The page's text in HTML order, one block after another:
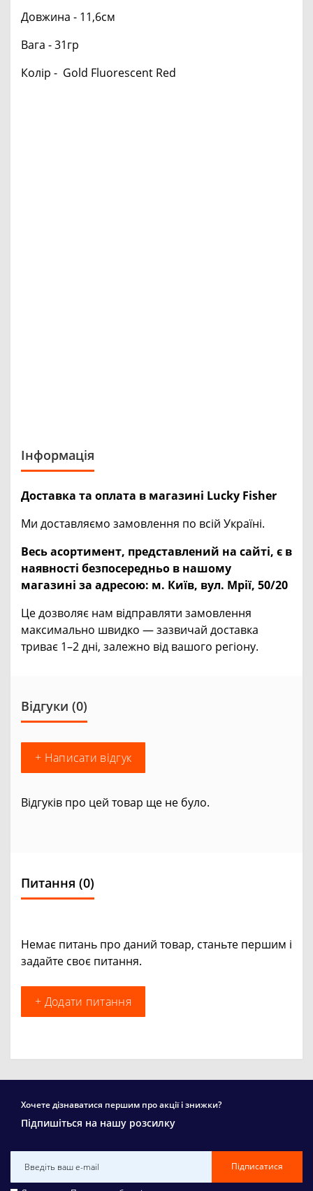
Довжина - 11,6см
Вага - 31гр
Колір - Gold Fluorescent Red
Інформація
Доставка та оплата в магазині Lucky Fisher
Ми доставляємо замовлення по всій Україні.
Весь асортимент, представлений на сайті, є в
наявності безпосередньо в нашому
магазині за адресою: м. Київ, вул. Мрії, 50/20
Це дозволяє нам відправляти замовлення
максимально швидко — зазвичай доставка
триває 1–2 дні, залежно від вашого регіону.
Відгуки (0)
+ Написати відгук
Відгуків про цей товар ще не було.
Питання (0)
Немає питань про даний товар, станьте першим і
задайте своє питання.
+ Додати питання
Хочете дізнаватися першим про акції і знижки?
Підпишіться на нашу розсилку
Підписатися